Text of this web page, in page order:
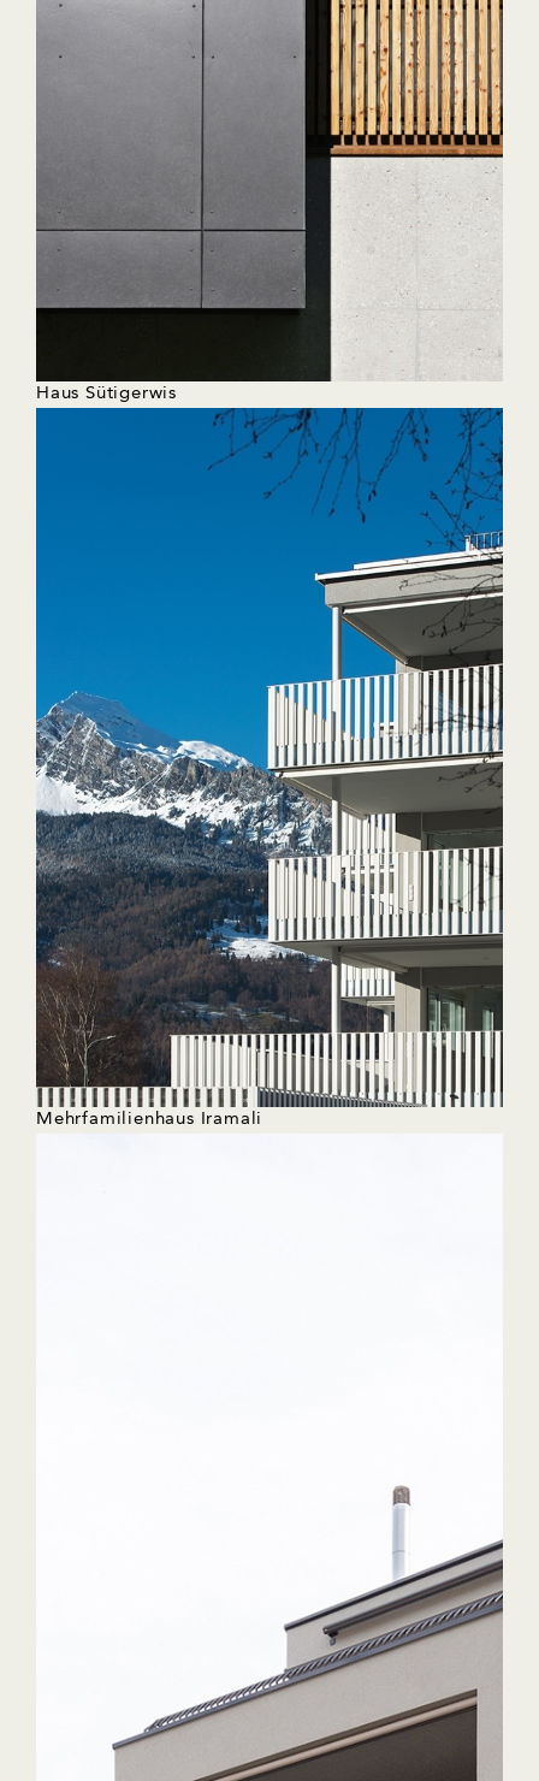
Haus Sütigerwis
Mehrfamilienhaus Iramali